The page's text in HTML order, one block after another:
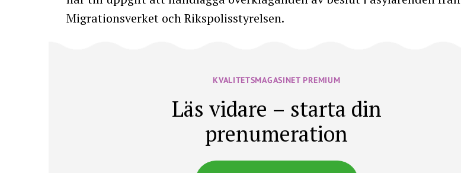
Migrationsverket och Rikspolisstyrelsen.
KVALITETSMAGASINET PREMIUM
Läs vidare – starta din
prenumeration